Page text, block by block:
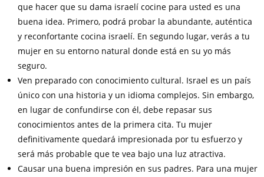
que hacer que su dama israelí cocine para usted es una
buena idea. Primero, podrá probar la abundante, auténtica
y reconfortante cocina israelí. En segundo lugar, verás a tu
mujer en su entorno natural donde está en su yo más
seguro.
Ven preparado con conocimiento cultural. Israel es un país
único con una historia y un idioma complejos. Sin embargo,
en lugar de confundirse con él, debe repasar sus
conocimientos antes de la primera cita. Tu mujer
definitivamente quedará impresionada por tu esfuerzo y
será más probable que te vea bajo una luz atractiva.
Causar una buena impresión en sus padres. Para una mujer